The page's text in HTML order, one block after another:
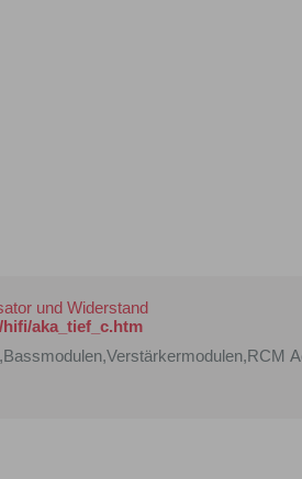
und Widerstand
aka_tief_c.htm